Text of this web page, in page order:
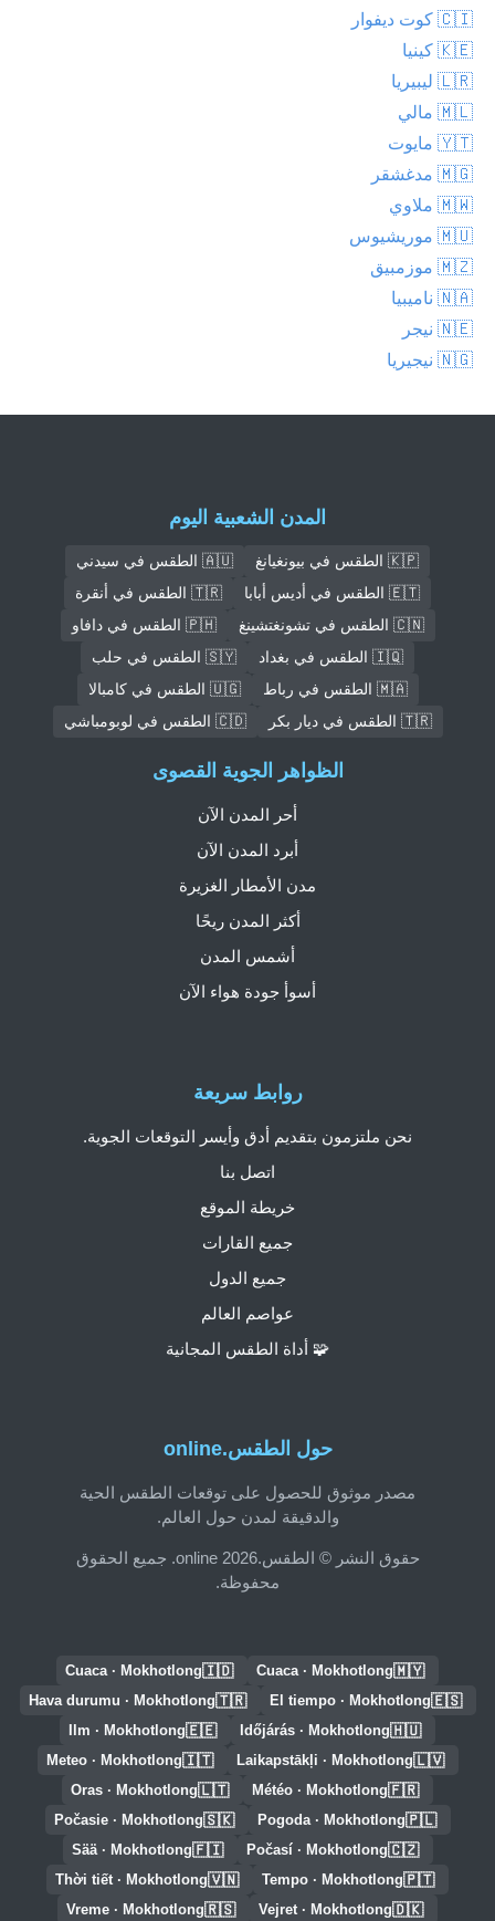
🇨🇮 كوت ديفوار
🇰🇪 كينيا
🇱🇷 ليبيريا
🇲🇱 مالي
🇾🇹 مايوت
🇲🇬 مدغشقر
🇲🇼 ملاوي
🇲🇺 موريشيوس
🇲🇿 موزمبيق
🇳🇦 ناميبيا
🇳🇪 نيجر
🇳🇬 نيجيريا
المدن الشعبية اليوم
🇰🇵 الطقس في بيونغيانغ
🇦🇺 الطقس في سيدني
🇪🇹 الطقس في أديس أبابا
🇹🇷 الطقس في أنقرة
🇨🇳 الطقس في تشونغتشينغ
🇵🇭 الطقس في دافاو
🇮🇶 الطقس في بغداد
🇸🇾 الطقس في حلب
🇲🇦 الطقس في رباط
🇺🇬 الطقس في كامبالا
🇹🇷 الطقس في ديار بكر
🇨🇩 الطقس في لوبومباشي
حول الطقس.online
مصدر موثوق للحصول على توقعات الطقس الحية
والدقيقة لمدن حول العالم.
حقوق النشر © الطقس.online 2026. جميع الحقوق
محفوظة.
روابط سريعة
نحن ملتزمون بتقديم أدق وأيسر التوقعات الجوية.
اتصل بنا
خريطة الموقع
جميع القارات
جميع الدول
عواصم العالم
🧩 أداة الطقس المجانية
الظواهر الجوية القصوى
أحر المدن الآن
أبرد المدن الآن
مدن الأمطار الغزيرة
أكثر المدن ريحًا
أشمس المدن
أسوأ جودة هواء الآن
🇲🇾
Cuaca · Mokhotlong
🇮🇩
Cuaca · Mokhotlong
🇪🇸
El tiempo · Mokhotlong
🇹🇷
Hava durumu · Mokhotlong
🇭🇺
Időjárás · Mokhotlong
🇪🇪
Ilm · Mokhotlong
🇱🇻
Laikapstākļi · Mokhotlong
🇮🇹
Meteo · Mokhotlong
🇫🇷
Météo · Mokhotlong
🇱🇹
Oras · Mokhotlong
🇵🇱
Pogoda · Mokhotlong
🇸🇰
Počasie · Mokhotlong
🇨🇿
Počasí · Mokhotlong
🇫🇮
Sää · Mokhotlong
🇵🇹
Tempo · Mokhotlong
🇻🇳
Thời tiết · Mokhotlong
🇩🇰
Vejret · Mokhotlong
🇷🇸
Vreme · Mokhotlong